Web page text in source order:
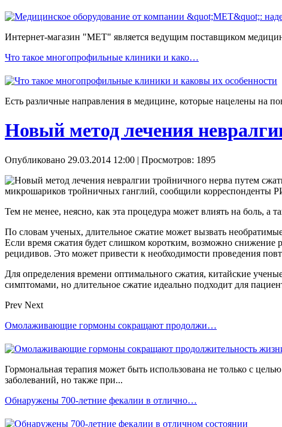
Интернет-магазин "МЕТ" является ведущим поставщиком
Что такое многопрофильные клиники и како…
Есть различные направления в медицине, которые нацелены на
Новый метод лечения
Опубликовано 29.03.2014 12:00 | Просмотров: 1895
микрошариков тройничных ганглий, сообщили
Тем не менее, неясно, как эта процедура может влиять на боль, а
По словам ученых, длительное сжатие может вызвать
Если время сжатия будет слишком коротким, возможно снижение
рецидивов. Это может привести к необходимости проведения
Для определения времени оптимального сжатия, китайские
симптомами, но длительное сжатие идеально подходит для
Prev Next
Омолаживающие гормоны сокращают продолжи…
Гормональная терапия может быть использована не только с
заболеваний, но также при...
Обнаружены 700-летние фекалии в отлично…